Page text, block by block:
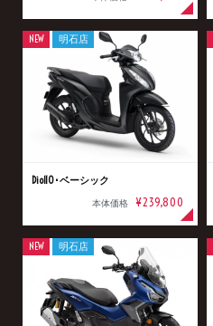
Dio110･ベーシック
本体価格 ¥239,800
NEW 明石店
NEW 明石店